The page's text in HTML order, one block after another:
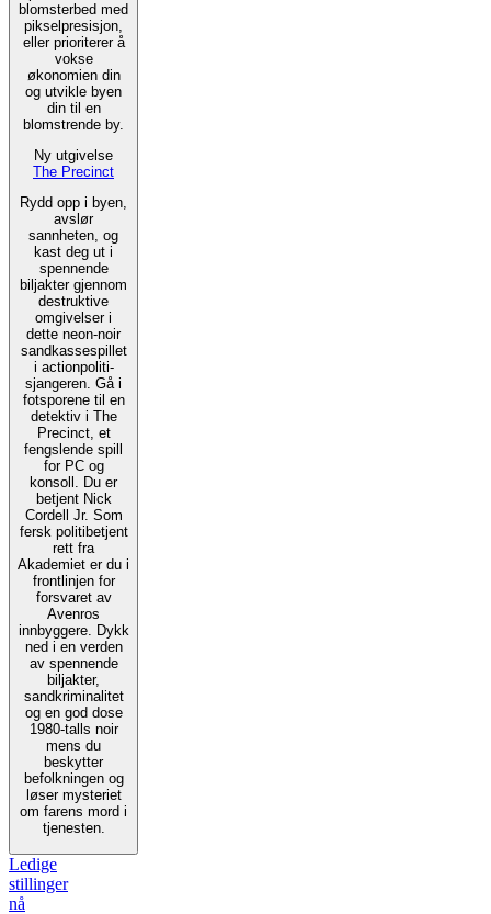
blomsterbed med
pikselpresisjon,
eller prioriterer å
vokse
økonomien din
og utvikle byen
din til en
blomstrende by.
Ny utgivelse
The Precinct
Rydd opp i byen,
avslør
sannheten, og
kast deg ut i
spennende
biljakter gjennom
destruktive
omgivelser i
dette neon-noir
sandkassespillet
i actionpoliti-
sjangeren. Gå i
fotsporene til en
detektiv i The
Precinct, et
fengslende spill
for PC og
konsoll. Du er
betjent Nick
Cordell Jr. Som
fersk politibetjent
rett fra
Akademiet er du i
frontlinjen for
forsvaret av
Avenros
innbyggere. Dykk
ned i en verden
av spennende
biljakter,
sandkriminalitet
og en god dose
1980-talls noir
mens du
beskytter
befolkningen og
løser mysteriet
om farens mord i
tjenesten.
Ledige
stillinger
nå